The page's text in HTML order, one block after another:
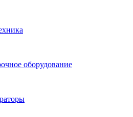
оборудование